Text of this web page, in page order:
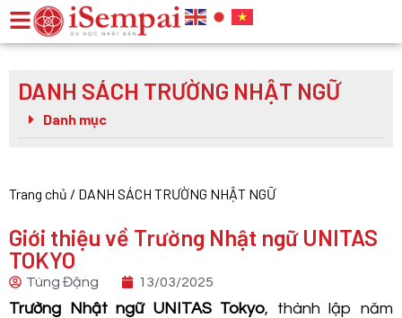
DANH SÁCH TRƯỜNG NHẬT NGỮ
Danh mục
Trang chủ / DANH SÁCH TRƯỜNG NHẬT NGỮ
Giới thiệu về Trường Nhật ngữ UNITAS
TOKYO
Tùng Đặng 13/03/2025
Trường Nhật ngữ UNITAS Tokyo, thành lập năm